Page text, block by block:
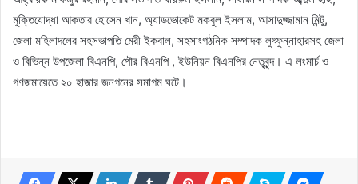
মুক্তিযোদ্ধা আকতার হোসেন খান, অ্যাডভোকেট মকবুল ইসলাম, আসাদুজ্জামান মিন্টু,
জেলা মহিলাদলের সহসভাপতি মেরী ইকবাল, সহসাংগঠনিক সম্পাদক লুৎফুন্নাহারসহ জেলা
ও বিভিন্ন উপজেলা বিএনপি, পৌর বিএনপি , ইউনিয়ন বিএনপির নেতৃবৃন্দ। এ লংমার্চ ও
গণজমায়েতে ২০ হাজার জনগনের সমাগম ঘটে।